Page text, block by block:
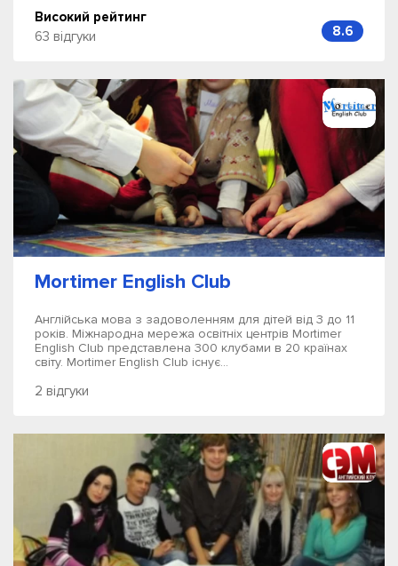
Високий рейтинг
63 відгуки
8.6
Mortimer English Club
Англійська мова з задоволенням для дітей від 3 до 11
років. Міжнародна мережа освітніх центрів Mortimer
English Club представлена 300 клубами в 20 країнах
світу. Mortimer English Club існує...
2 відгуки